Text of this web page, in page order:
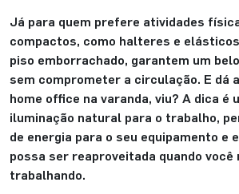
Já para quem prefere atividades
compactos, como halteres e
piso emborrachado, garantem um
sem comprometer a circulação. E dá
home office na varanda, viu? A dica é
iluminação natural para o trabalho,
de energia para o seu equipamento e
possa ser reaproveitada quando
trabalhando.